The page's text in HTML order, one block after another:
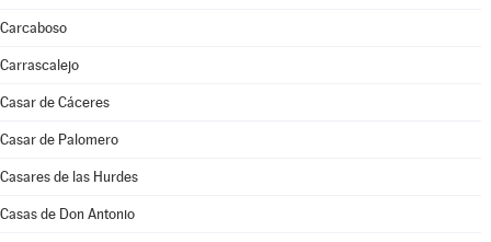
Carcaboso
Carrascalejo
Casar de Cáceres
Casar de Palomero
Casares de las Hurdes
Casas de Don Antonio